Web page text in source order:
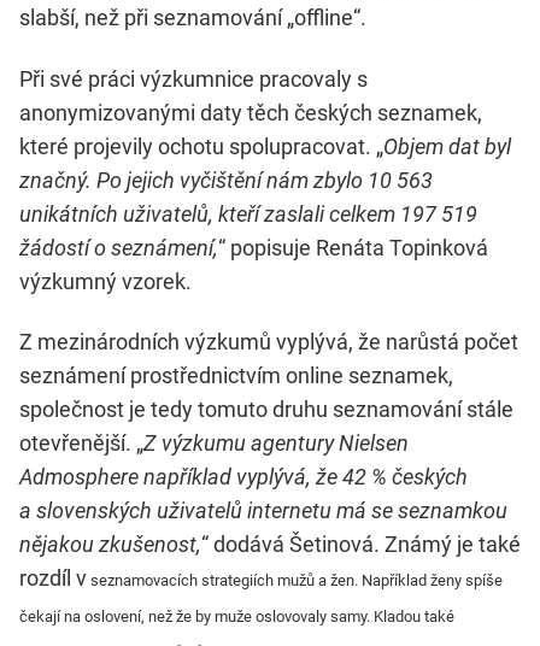
slabší, než při seznamování „offline“.
Při své práci výzkumnice pracovaly s
anonymizovanými daty těch českých seznamek,
které projevily ochotu spolupracovat. „Objem dat byl
značný. Po jejich vyčištění nám zbylo 10 563
unikátních uživatelů, kteří zaslali celkem 197 519
žádostí o seznámení,“ popisuje Renáta Topinková
výzkumný vzorek.
Z mezinárodních výzkumů vyplývá, že narůstá počet
seznámení prostřednictvím online seznamek,
společnost je tedy tomuto druhu seznamování stále
otevřenější. „Z výzkumu agentury Nielsen
Admosphere například vyplývá, že 42 % českých
a slovenských uživatelů internetu má se seznamkou
nějakou zkušenost,“ dodává Šetinová. Známý je také
rozdíl v seznamovacích strategiích mužů a žen. Například ženy spíše
čekají na oslovení, než že by muže oslovovaly samy. Kladou také